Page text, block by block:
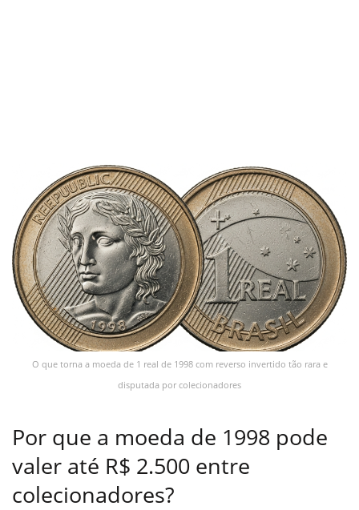
O que torna a moeda de 1 real de 1998 com reverso invertido tão rara e
disputada por colecionadores
Por que a moeda de 1998 pode
valer até R$ 2.500 entre
colecionadores?